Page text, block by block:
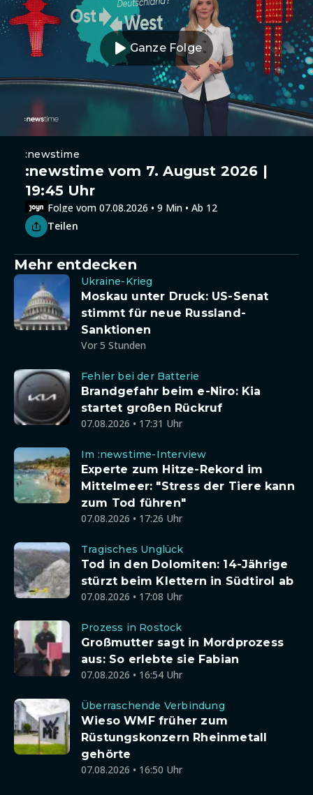
Ganze Folge
:newstime
:newstime vom 7. August 2026 |
19:45 Uhr
Folge vom 07.08.2026 • 9 Min • Ab 12
Teilen
Mehr entdecken
Ukraine-Krieg
Moskau unter Druck: US-Senat
stimmt für neue Russland-
Sanktionen
Vor 5 Stunden
Fehler bei der Batterie
Brandgefahr beim e-Niro: Kia
startet großen Rückruf
07.08.2026 • 17:31 Uhr
Im :newstime-Interview
Experte zum Hitze-Rekord im
Mittelmeer: "Stress der Tiere kann
zum Tod führen"
07.08.2026 • 17:26 Uhr
Tragisches Unglück
Tod in den Dolomiten: 14-Jährige
stürzt beim Klettern in Südtirol ab
07.08.2026 • 17:08 Uhr
Prozess in Rostock
Großmutter sagt in Mordprozess
aus: So erlebte sie Fabian
07.08.2026 • 16:54 Uhr
Überraschende Verbindung
Wieso WMF früher zum
Rüstungskonzern Rheinmetall
gehörte
07.08.2026 • 16:50 Uhr